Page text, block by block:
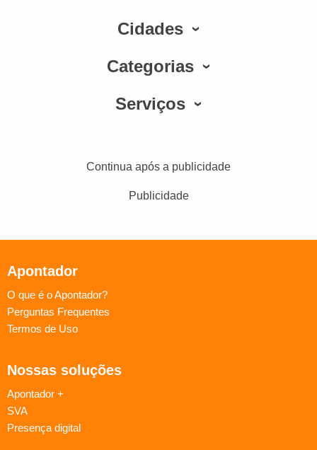
Cidades
Categorias
Serviços
Continua após a publicidade
Publicidade
Apontador
O que é o Apontador?
Perguntas Frequentes
Termos de Uso
Nossas soluções
Apontador +
SVA
Presença digital